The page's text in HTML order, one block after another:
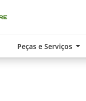
Peças e Serviços